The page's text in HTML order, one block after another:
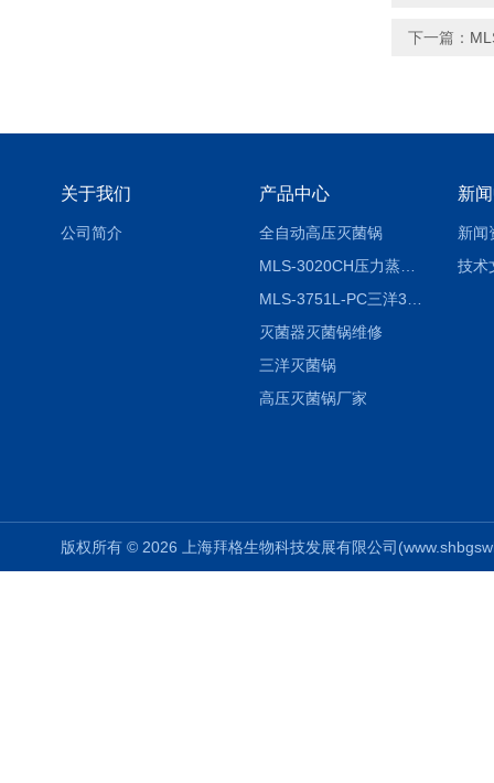
下一篇：
关于我们
公司简介
产品中心
全自动高压灭菌锅
MLS-3020CH压力蒸汽灭菌器
灭菌器灭菌锅维修
三洋灭菌锅
高压灭菌锅厂家
新
新闻
技术
版权所有 © 2026 上海拜格生物科技发展有限公司